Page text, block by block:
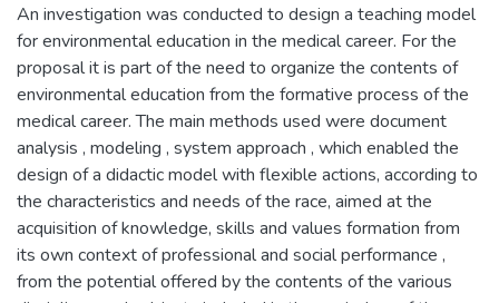
An investigation was conducted to design a teaching model
for environmental education in the medical career. For the
proposal it is part of the need to organize the contents of
environmental education from the formative process of the
medical career. The main methods used were document
analysis , modeling , system approach , which enabled the
design of a didactic model with flexible actions, according to
the characteristics and needs of the race, aimed at the
acquisition of knowledge, skills and values formation from
its own context of professional and social performance ,
from the potential offered by the contents of the various